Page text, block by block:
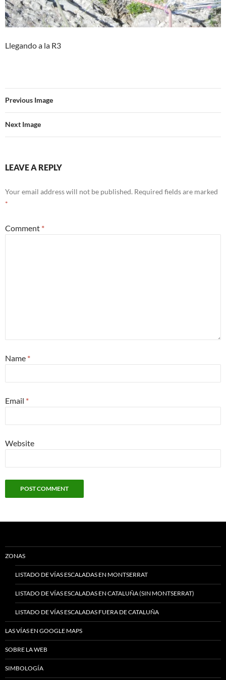
Llegando a la R3
Previous Image
Next Image
LEAVE A REPLY
Your email address will not be published. Required fields are marked
*
Comment *
Name *
Email *
Website
ZONAS
LISTADO DE VÍAS ESCALADAS EN MONTSERRAT
LISTADO DE VÍAS ESCALADAS EN CATALUÑA (SIN MONTSERRAT)
LISTADO DE VÍAS ESCALADAS FUERA DE CATALUÑA
LAS VÍAS EN GOOGLE MAPS
SOBRE LA WEB
SIMBOLOGÍA